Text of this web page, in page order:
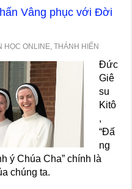
Vâng phục với Đời
HỌC ONLINE ,THÁNH HIẾN
Đức
Giê
su
Kitô
,
“Đấ
ng
ý Chúa Cha” chính là
chúng ta.